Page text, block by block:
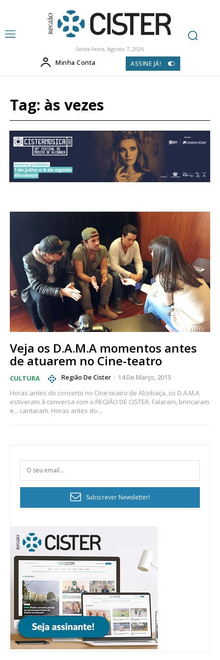
Sexta-feira, Agosto 7, 2026
Minha Conta ASSINE JÁ!
Tag: às vezes
Veja os D.A.M.A momentos antes
de atuarem no Cine-teatro
CULTURA Região De Cister - 14 De Março, 2015
Horas antes do concerto no Cine-teatro de Alcobaça, os D.A.M.A
estiveram à conversa com o REGIÃO DE CISTER. Falaram, brincaram
e... cantaram. Horas antes do...
Subscrever Newsletter!